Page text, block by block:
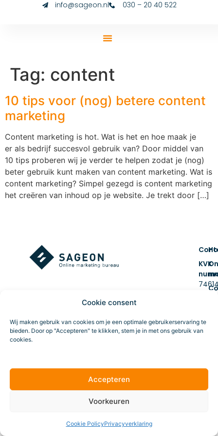
Cookie consent
Wij maken gebruik van cookies om je een optimale gebruikerservaring te
bieden. Door op "Accepteren" te klikken, stem je in met ons gebruik van
cookies.
Accepteren
Voorkeuren
Cookie PolicyPrivacyverklaring
info@sageon.nl 030 – 20 40 522
Tag: content
10 tips voor (nog) betere content
marketing
Content marketing is hot. Wat is het en hoe maak je
er als bedrijf succesvol gebruik van? Door middel van
10 tips proberen wij je verder te helpen zodat je (nog)
beter gebruik kunt maken van content marketing. Wat is
content marketing? Simpel gezegd is content marketing
het creëren van inhoud op je website. Je trekt door […]
KVK
Online marketing